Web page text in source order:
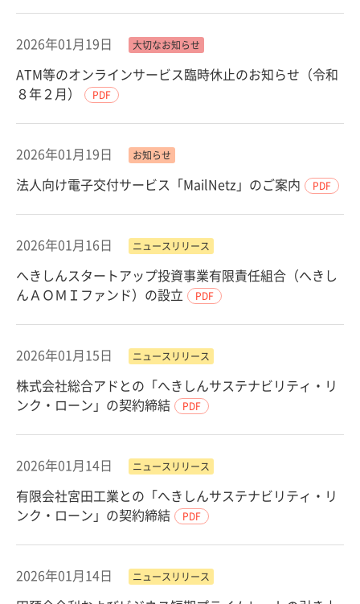
2026年01月19日 大切なお知らせ
ATM等のオンラインサービス臨時休止のお知らせ（令和
８年２月）
PDF
2026年01月19日 お知らせ
法人向け電子交付サービス「MailNetz」のご案内 PDF
2026年01月16日 ニュースリリース
へきしんスタートアップ投資事業有限責任組合（へきし
んＡＯＭＩファンド）の設立
PDF
2026年01月15日 ニュースリリース
株式会社総合アドとの「へきしんサステナビリティ・リ
ンク・ローン」の契約締結
PDF
2026年01月14日 ニュースリリース
有限会社宮田工業との「へきしんサステナビリティ・リ
ンク・ローン」の契約締結
PDF
2026年01月14日 ニュースリリース